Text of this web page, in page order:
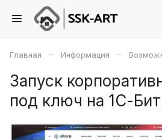
Главная – Информация –
Запуск
под ключ на 1С-